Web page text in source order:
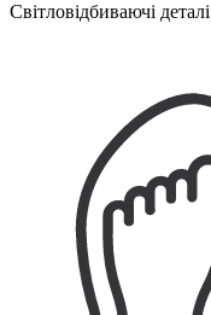
Світловідбиваючі деталі